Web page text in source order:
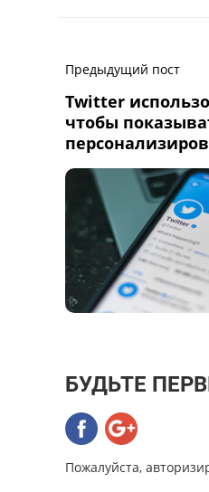
Предыдущий пост
Twitter
чтобы
БУДЬТЕ
Пожалуйста,